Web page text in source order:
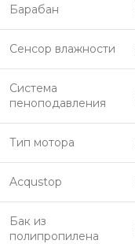
Барабан
Сенсор влажности
Система
пеноподавления
Тип мотора
Acqustop
Бак из
полипропилена